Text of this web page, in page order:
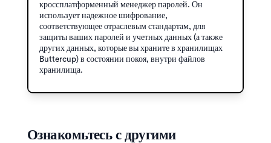
кроссплатформенный менеджер паролей. Он
использует надежное шифрование,
соответствующее отраслевым стандартам, для
защиты ваших паролей и учетных данных (а также
других данных, которые вы храните в хранилищах
Buttercup) в состоянии покоя, внутри файлов
хранилища.
Ознакомьтесь с другими